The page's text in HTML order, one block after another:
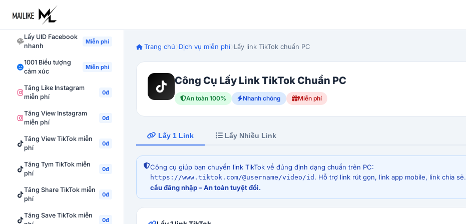
Tăng Follow Facebook
miễn phí
Lấy UID Facebook
nhanh
Miễn phí
1001 Biểu tượng
cảm xúc
Miễn phí
Tăng Like Instagram
miễn phí
0đ
Tăng View Instagram
miễn phí
0đ
Tăng View TikTok miễn
phí
0đ
Tăng Tym TikTok miễn
phí
0đ
Tăng Share TikTok miễn
phí
0đ
Tăng Save TikTok miễn
0đ
Trang chủ Dịch vụ miễn phí Lấy link TikTok chuẩn PC
Công Cụ Lấy Link TikTok Chuẩn PC
An toàn 100% Nhanh chóng Miễn phí
Lấy 1 Link Lấy Nhiều Link
Công cụ giúp bạn chuyển link TikTok về đúng định dạng chuẩn trên PC:
https://www.tiktok.com/@username/video/id . Hỗ trợ link rút gọn, link app mobile, link chia sẻ.
cầu đăng nhập – An toàn tuyệt đối.